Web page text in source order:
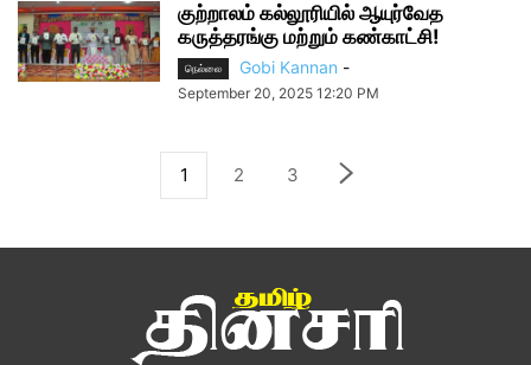
குற்றாலம் கல்லூரியில் ஆயுர்வேத
கருத்தரங்கு மற்றும் கண்காட்சி!
நெல்லை Gobi Kannan -
September 20, 2025 12:20 PM
1 2 3